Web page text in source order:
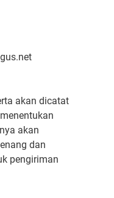
akan dicatat
akan
dan
pengiriman